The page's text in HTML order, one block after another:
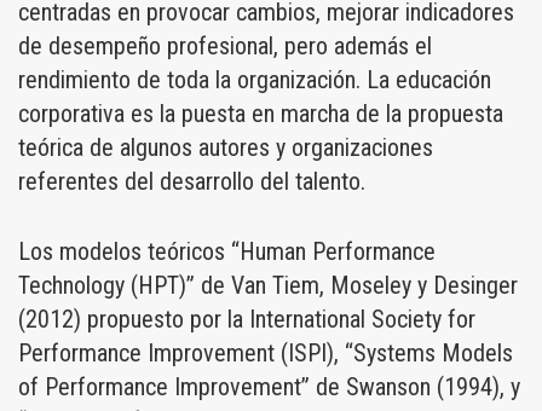
centradas en provocar cambios, mejorar indicadores
de desempeño profesional, pero además el
rendimiento de toda la organización. La educación
corporativa es la puesta en marcha de la propuesta
teórica de algunos autores y organizaciones
referentes del desarrollo del talento.
Los modelos teóricos “Human Performance
Technology (HPT)” de Van Tiem, Moseley y Desinger
(2012) propuesto por la International Society for
Performance Improvement (ISPI), “Systems Models
of Performance Improvement” de Swanson (1994), y